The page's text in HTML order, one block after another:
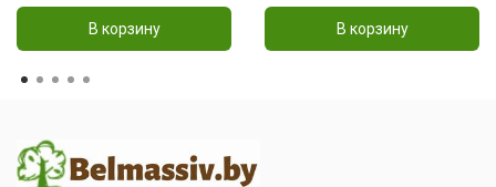
В корзину В корзину